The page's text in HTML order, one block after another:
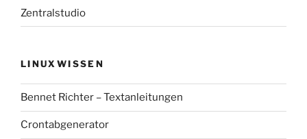
Zentralstudio
LINUXWISSEN
Bennet Richter – Textanleitungen
Crontabgenerator